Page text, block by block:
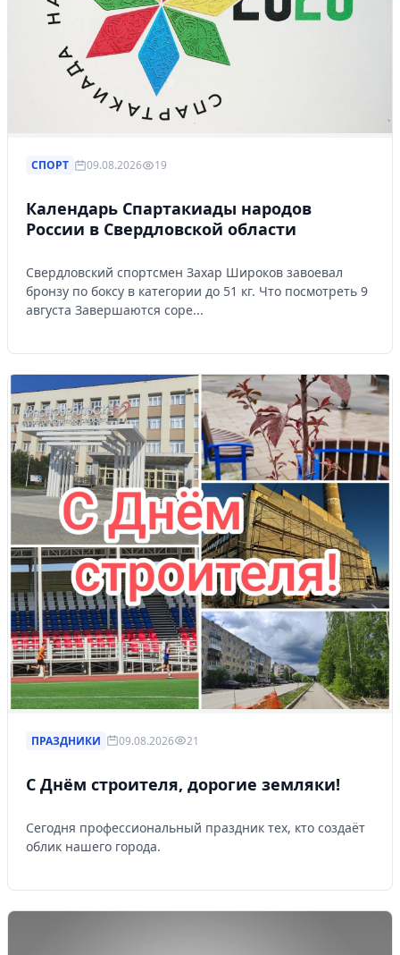
СПОРТ 09.08.2026 19
Календарь Спартакиады народов
России в Свердловской области
Свердловский спортсмен Захар Широков завоевал
бронзу по боксу в категории до 51 кг. Что посмотреть 9
августа Завершаются соре...
ПРАЗДНИКИ 09.08.2026 21
С Днём строителя, дорогие земляки!
Сегодня профессиональный праздник тех, кто создаёт
облик нашего города.